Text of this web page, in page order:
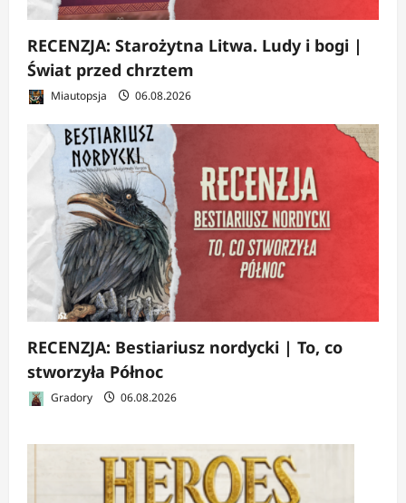
RECENZJA: Starożytna Litwa. Ludy i bogi |
Świat przed chrztem
Miautopsja 06.08.2026
RECENZJA: Bestiariusz nordycki | To, co
stworzyła Północ
Gradory 06.08.2026